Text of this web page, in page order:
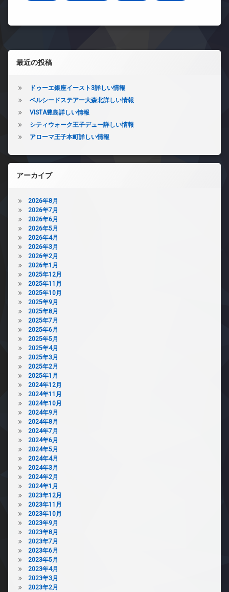
左サイドバー
最近の投稿
ドゥーエ銀座イースト3詳しい情報
ベルシードステアー大森北詳しい情報
VISTA豊島詳しい情報
シティウォーク王子デュー詳しい情報
アローマ王子本町詳しい情報
アーカイブ
2026年8月
2026年7月
2026年6月
2026年5月
2026年4月
2026年3月
2026年2月
2026年1月
2025年12月
2025年11月
2025年10月
2025年9月
2025年8月
2025年7月
2025年6月
2025年5月
2025年4月
2025年3月
2025年2月
2025年1月
2024年12月
2024年11月
2024年10月
2024年9月
2024年8月
2024年7月
2024年6月
2024年5月
2024年4月
2024年3月
2024年2月
2024年1月
2023年12月
2023年11月
2023年10月
2023年9月
2023年8月
2023年7月
2023年6月
2023年5月
2023年4月
2023年3月
2023年2月